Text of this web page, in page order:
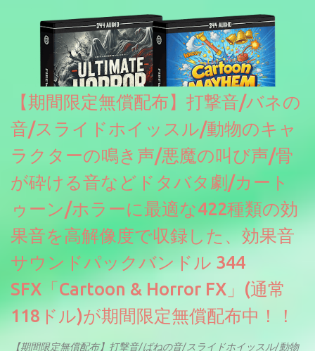
【期間限定無償配布】打撃音/バネの
音/スライドホイッスル/動物のキャ
ラクターの鳴き声/悪魔の叫び声/骨
が砕ける音などドタバタ劇/カート
ゥーン/ホラーに最適な422種類の効
果音を高解像度で収録した、効果音
サウンドパックバンドル 344
SFX「Cartoon & Horror FX」(通常
118ドル)が期間限定無償配布中！！
【期間限定無償配布】打撃音/ばねの音/スライドホイッスル/動物